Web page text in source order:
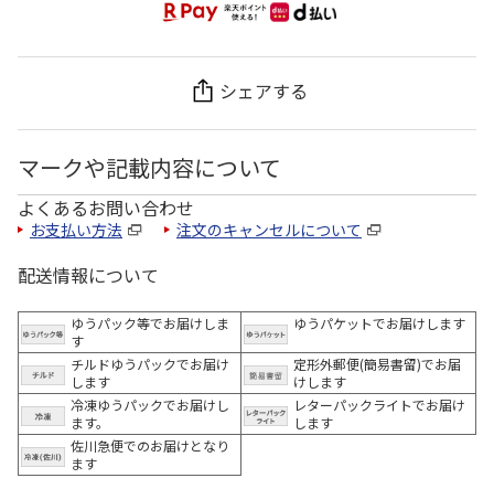
シェアする
マークや記載内容について
よくあるお問い合わせ
お支払い方法 注文のキャンセルについて
配送情報について
ゆうパック等でお届けしま
す
ゆうパケットでお届けします
チルドゆうパックでお届け
します
定形外郵便(簡易書留)でお届
けします
冷凍ゆうパックでお届けし
ます。
レターパックライトでお届け
します
佐川急便でのお届けとなり
ます